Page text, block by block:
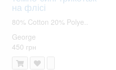
на флісі
80% Cotton 20% Polye..
George
450 грн